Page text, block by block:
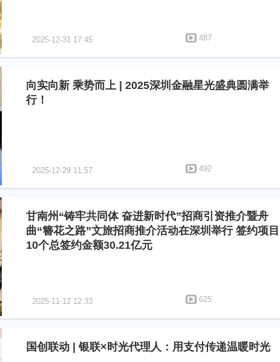
2025-12-31 17:45 487
向实向新 乘势而上 | 2025深圳金融星光盛典圆满举
行！
2025-12-29 11:57 492
甘南州“铸牢共同体 奋进新时代”招商引资推介暨舟
曲“簪花之路”文旅招商推介活动在深圳举行 签约项目
10个总签约金额30.21亿元
2025-11-12 12:33 625
国创联动 | 银联×时光代理人：用支付传递温暖时光